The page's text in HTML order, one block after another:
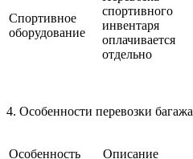
Спортивное
оборудование
спортивного
инвентаря
оплачивается
отдельно
4. Особенности перевозки багажа
Особенность Описание